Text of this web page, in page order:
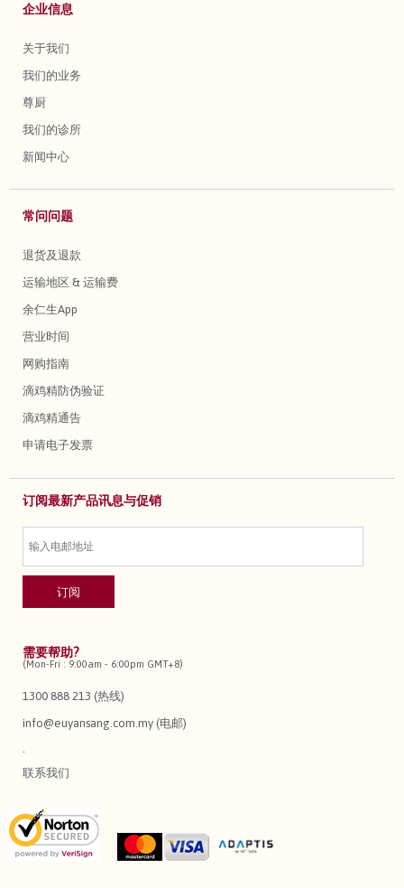
企业信息
关于我们
我们的业务
尊厨
我们的诊所
新闻中心
常问问题
退货及退款
运输地区 & 运输费
余仁生App
营业时间
网购指南
滴鸡精防伪验证
滴鸡精通告
申请电子发票
订阅最新产品讯息与促销
需要帮助?
(Mon-Fri : 9:00am - 6:00pm GMT+8)
1300 888 213 (热线)
info@euyansang.com.my (电邮)
联系我们